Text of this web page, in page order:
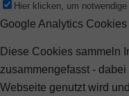
Hier klicken, um
Google Analytics Cookies
Diese Cookies sammeln
zusammengefasst -
Webseite genutzt wird